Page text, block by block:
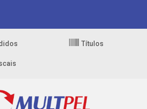
Títulos